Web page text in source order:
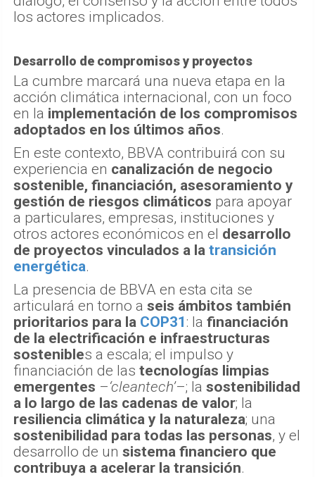
los actores implicados.
Desarrollo de compromisos y proyectos
La cumbre marcará una nueva etapa en la
acción climática internacional, con un foco
en la implementación de los compromisos
adoptados en los últimos años.
En este contexto, BBVA contribuirá con su
experiencia en canalización de negocio
sostenible, financiación, asesoramiento y
gestión de riesgos climáticos para apoyar
a particulares, empresas, instituciones y
otros actores económicos en el desarrollo
de proyectos vinculados a la transición
energética.
La presencia de BBVA en esta cita se
articulará en torno a seis ámbitos también
prioritarios para la COP31 : la financiación
de la electrificación e infraestructuras
sostenibles a escala; el impulso y
financiación de las tecnologías limpias
emergentes –‘cleantech’–; la sostenibilidad
a lo largo de las cadenas de valor; la
resiliencia climática y la naturaleza; una
sostenibilidad para todas las personas, y el
desarrollo de un sistema financiero que
contribuya a acelerar la transición.